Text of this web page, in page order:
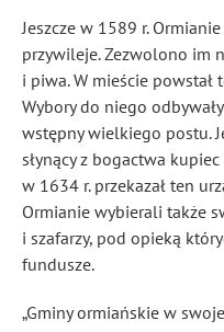
Jeszcze w 1589 r.
przywileje. Zezwolono im
i piwa. W mieście powstał
Wybory do niego
wstępny wielkiego postu.
słynący z bogactwa
w 1634 r. przekazał ten
Ormianie wybierali także
i szafarzy, pod opieką
fundusze.
„Gminy ormiańskie w